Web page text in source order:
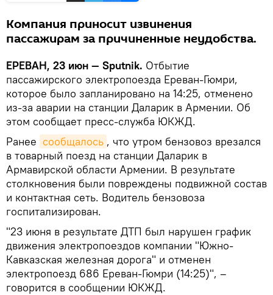
Компания приносит извинения
пассажирам за причиненные неудобства.
ЕРЕВАН, 23 июн — Sputnik. Отбытие
пассажирского электропоезда Ереван-Гюмри,
которое было запланировано на 14:25, отменено
из-за аварии на станции Даларик в Армении. Об
этом сообщает пресс-служба ЮКЖД.
Ранее сообщалось , что утром бензовоз врезался
в товарный поезд на станции Даларик в
Армавирской области Армении. В результате
столкновения были повреждены подвижной состав
и контактная сеть. Водитель бензовоза
госпитализирован.
"23 июня в результате ДТП был нарушен график
движения электропоездов компании "Южно-
Кавказская железная дорога" и отменен
электропоезд 686 Ереван-Гюмри (14:25)", –
говорится в сообщении ЮКЖД.